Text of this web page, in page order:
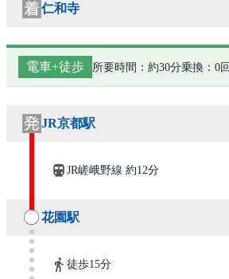
仁和寺
電車+徒歩 所要時間：約30分乗換：0回
JR京都駅
JR嵯峨野線 約12分
花園駅
徒歩15分